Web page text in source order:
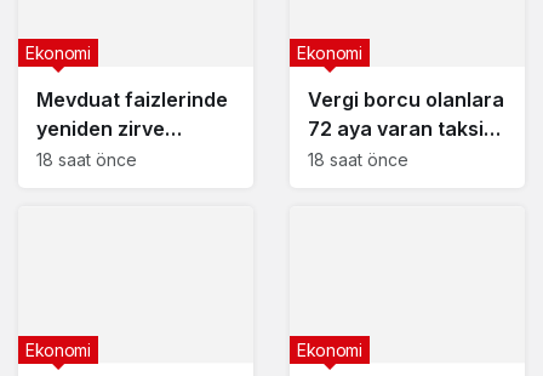
Mevduat faizlerinde
yeniden zirve
görüldü : 3 milyon
Ekonomi
18 saat önce
Vergi borcu olanlara
72 aya varan taksit
fırsatı
Ekonomi
18 saat önce
Ekonomi Ekonomi